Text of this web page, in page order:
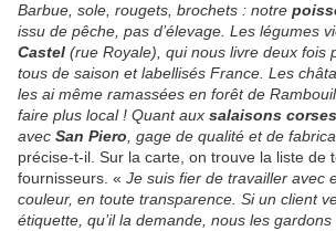
Barbue, sole, rougets, brochets : notre
issu de pêche, pas d’élevage. Les légumes
Castel (rue Royale), qui nous livre deux fois
tous de saison et labellisés France. Les
les ai même ramassées en forêt de
faire plus local ! Quant aux salaisons corses
avec San Piero , gage de qualité et de
précise-t-il. Sur la carte, on trouve la liste de
fournisseurs. « Je suis fier de travailler avec
couleur, en toute transparence. Si un client
étiquette, qu’il la demande, nous les